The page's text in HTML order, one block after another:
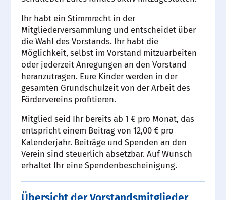
Ihr habt ein Stimmrecht in der
Mitgliederversammlung und entscheidet über
die Wahl des Vorstands. Ihr habt die
Möglichkeit, selbst im Vorstand mitzuarbeiten
oder jederzeit Anregungen an den Vorstand
heranzutragen. Eure Kinder werden in der
gesamten Grundschulzeit von der Arbeit des
Fördervereins profitieren.
Mitglied seid Ihr bereits ab 1 € pro Monat, das
entspricht einem Beitrag von 12,00 € pro
Kalenderjahr. Beiträge und Spenden an den
Verein sind steuerlich absetzbar. Auf Wunsch
erhaltet Ihr eine Spendenbescheinigung.